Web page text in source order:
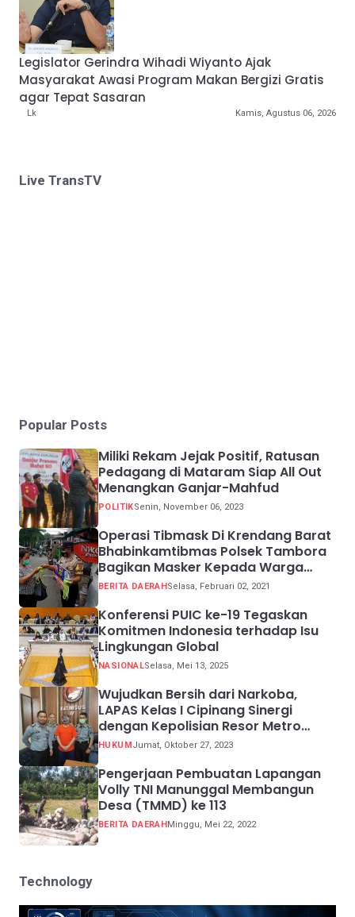
Legislator Gerindra Wihadi Wiyanto Ajak
Masyarakat Awasi Program Makan Bergizi Gratis
agar Tepat Sasaran
Lk Kamis, Agustus 06, 2026
Live TransTV
Popular Posts
Miliki Rekam Jejak Positif, Ratusan
Pedagang di Mataram Siap All Out
Menangkan Ganjar-Mahfud
POLITIKSenin, November 06, 2023
Operasi Tibmask Di Krendang Barat
Bhabinkamtibmas Polsek Tambora
Bagikan Masker Kepada Warga
Pelanggar Prokes
BERITA DAERAHSelasa, Februari 02, 2021
Konferensi PUIC ke-19 Tegaskan
Komitmen Indonesia terhadap Isu
Lingkungan Global
NASIONALSelasa, Mei 13, 2025
Wujudkan Bersih dari Narkoba,
LAPAS Kelas I Cipinang Sinergi
dengan Kepolisian Resor Metro
Jakarta Barat
HUKUMJumat, Oktober 27, 2023
Pengerjaan Pembuatan Lapangan
Volly TNI Manunggal Membangun
Desa (TMMD) ke 113
BERITA DAERAHMinggu, Mei 22, 2022
Technology